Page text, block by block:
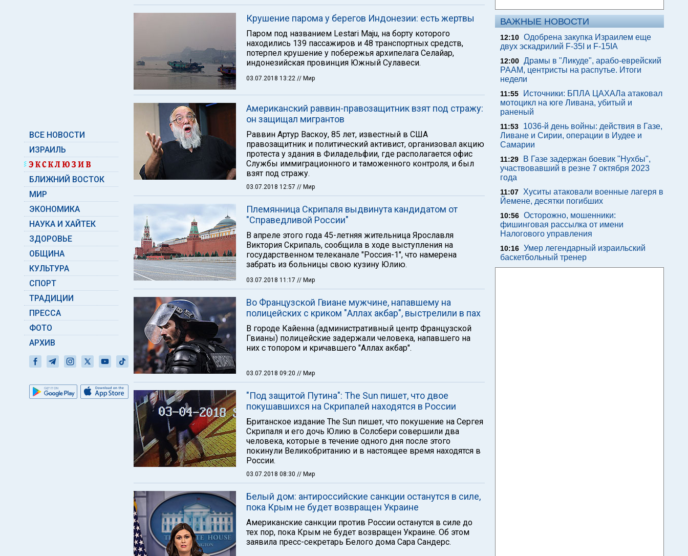
ВСЕ НОВОСТИ
ИЗРАИЛЬ
БЛИЖНИЙ ВОСТОК
МИР
ЭКОНОМИКА
НАУКА И ХАЙТЕК
ЗДОРОВЬЕ
ОБЩИНА
КУЛЬТУРА
СПОРТ
ТРАДИЦИИ
ПРЕССА
ФОТО
АРХИВ
Крушение парома у берегов Индонезии: есть жертвы
Паром под названием Lestari Maju, на борту которого
находились 139 пассажиров и 48 транспортных средств,
потерпел крушение у побережья архипелага Селайар,
индонезийская провинция Южный Сулавеси.
03.07.2018 13:22 // Мир
Американский раввин-правозащитник взят под стражу:
он защищал мигрантов
Раввин Артур Васкоу, 85 лет, известный в США
правозащитник и политический активист, организовал акцию
протеста у здания в Филадельфии, где располагается офис
Службы иммиграционного и таможенного контроля, и был
взят под стражу.
03.07.2018 12:57 // Мир
Племянница Скрипаля выдвинута кандидатом от
"Справедливой России"
В апреле этого года 45-летняя жительница Ярославля
Виктория Скрипаль, сообщила в ходе выступления на
государственном телеканале "Россия-1", что намерена
забрать из больницы свою кузину Юлию.
03.07.2018 11:17 // Мир
Во Французской Гвиане мужчине, напавшему на
полицейских с криком "Аллах акбар", выстрелили в пах
В городе Кайенна (административный центр Французской
Гвианы) полицейские задержали человека, напавшего на
них с топором и кричавшего "Аллах акбар".
03.07.2018 09:20 // Мир
"Под защитой Путина": The Sun пишет, что двое
покушавшихся на Скрипалей находятся в России
Британское издание The Sun пишет, что покушение на Сергея
Скрипаля и его дочь Юлию в Солсбери совершили два
человека, которые в течение одного дня после этого
покинули Великобританию и в настоящее время находятся в
России.
03.07.2018 08:30 // Мир
Белый дом: антироссийские санкции останутся в силе,
пока Крым не будет возвращен Украине
Американские санкции против России останутся в силе до
тех пор, пока Крым не будет возвращен Украине. Об этом
заявила пресс-секретарь Белого дома Сара Сандерс.
ВАЖНЫЕ НОВОСТИ
12:10 Одобрена закупка Израилем еще
двух эскадрилий F-35I и F-15IA
12:00 Драмы в "Ликуде", арабо-еврейский
РААМ, центристы на распутье. Итоги
недели
11:55
Источники: БПЛА ЦАХАЛа атаковал
мотоцикл на юге Ливана, убитый и
раненый
11:53
1036-й день войны: действия в Газе,
Ливане и Сирии, операции в Иудее и
Самарии
11:29
В Газе задержан боевик "Нухбы",
участвовавший в резне 7 октября 2023
года
11:07
Хуситы атаковали военные лагеря в
Йемене, десятки погибших
10:56 Осторожно, мошенники:
фишинговая рассылка от имени
Налогового управления
10:16 Умер легендарный израильский
баскетбольный тренер